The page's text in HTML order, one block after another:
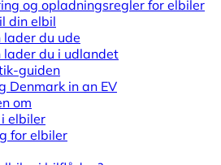
og opladningsregler for elbiler
din elbil
lader du ude
lader du i udlandet
guiden
Denmark in an EV
om
elbiler
for elbiler